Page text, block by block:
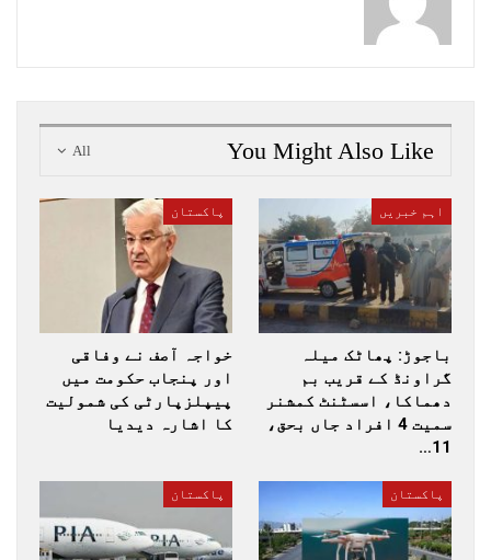
All You Might Also Like
اہم خبریں
باجوڑ: پھاٹک میلہ
گراونڈ کے قریب بم
دھماکا، اسسٹنٹ کمشنر
سمیت 4 افراد جاں بحق،
11…
پاکستان
خواجہ آصف نے وفاقی
اور پنجاب حکومت میں
پیپلزپارٹی کی شمولیت
کا اشارہ دیدیا
پاکستان پاکستان